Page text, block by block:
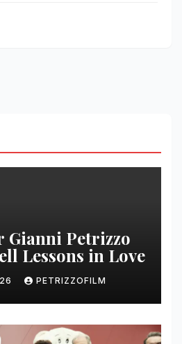
Gianni Petrizzo
Lessons in Love
PETRIZZOFILM